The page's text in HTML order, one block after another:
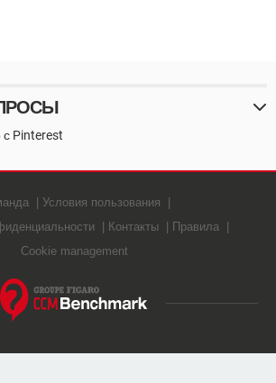
с Pinterest
Условия пользования
Контакты
Правила
Cookie management